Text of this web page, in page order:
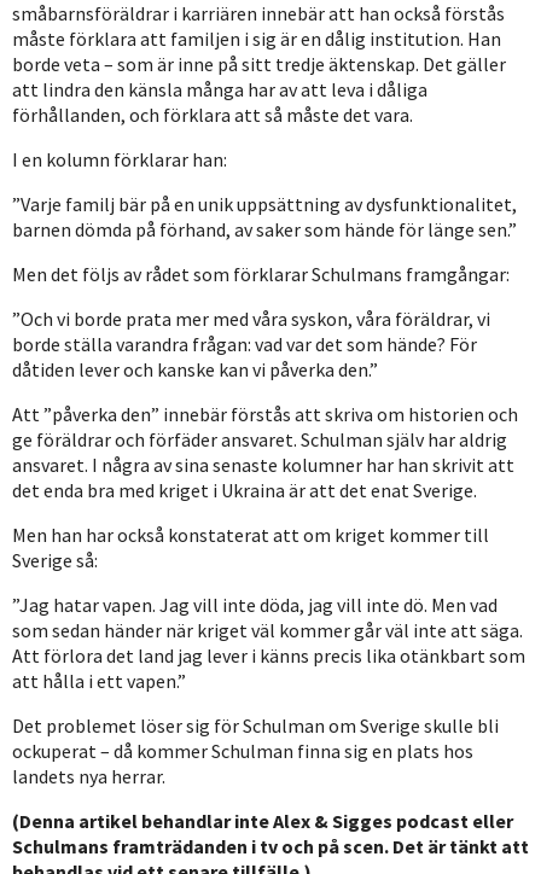
småbarnsföräldrar i karriären innebär att han också förstås
måste förklara att familjen i sig är en dålig institution. Han
borde veta – som är inne på sitt tredje äktenskap. Det gäller
att lindra den känsla många har av att leva i dåliga
förhållanden, och förklara att så måste det vara.
I en kolumn förklarar han:
”Varje familj bär på en unik uppsättning av dysfunktionalitet,
barnen dömda på förhand, av saker som hände för länge sen.”
Men det följs av rådet som förklarar Schulmans framgångar:
”Och vi borde prata mer med våra syskon, våra föräldrar, vi
borde ställa varandra frågan: vad var det som hände? För
dåtiden lever och kanske kan vi påverka den.”
Att ”påverka den” innebär förstås att skriva om historien och
ge föräldrar och förfäder ansvaret. Schulman själv har aldrig
ansvaret. I några av sina senaste kolumner har han skrivit att
det enda bra med kriget i Ukraina är att det enat Sverige.
Men han har också konstaterat att om kriget kommer till
Sverige så:
”Jag hatar vapen. Jag vill inte döda, jag vill inte dö. Men vad
som sedan händer när kriget väl kommer går väl inte att säga.
Att förlora det land jag lever i känns precis lika otänkbart som
att hålla i ett vapen.”
Det problemet löser sig för Schulman om Sverige skulle bli
ockuperat – då kommer Schulman finna sig en plats hos
landets nya herrar.
(Denna artikel behandlar inte Alex & Sigges podcast eller
Schulmans framträdanden i tv och på scen. Det är tänkt att